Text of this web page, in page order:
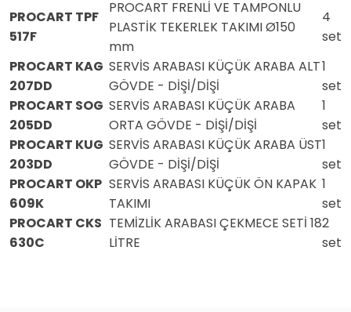
PROCART TPF
517F
PROCART FRENLİ VE TAMPONLU
PLASTİK TEKERLEK TAKIMI Ø150
mm
4
set
PROCART KAG
207DD
SERVİS ARABASI KÜÇÜK ARABA ALT
GÖVDE - DİŞİ/DİŞİ
1
set
PROCART SOG
205DD
SERVİS ARABASI KÜÇÜK ARABA
ORTA GÖVDE - DİŞİ/DİŞİ
1
set
PROCART KUG
203DD
SERVİS ARABASI KÜÇÜK ARABA ÜST
GÖVDE - DİŞİ/DİŞİ
1
set
PROCART OKP
609K
SERVİS ARABASI KÜÇÜK ÖN KAPAK
TAKIMI
1
set
PROCART CKS
630C
TEMİZLİK ARABASI ÇEKMECE SETİ 18
LİTRE
2
set